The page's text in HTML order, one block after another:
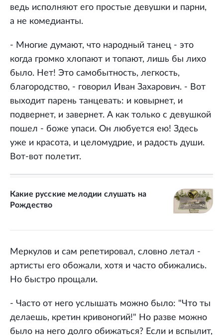
ведь исполняют его простые девушки и парни,
а не комедианты.
- Многие думают, что народный танец - это
когда громко хлопают и топают, лишь бы лихо
было. Нет! Это самобытность, легкость,
благородство, - говорил Иван Захарович. - Вот
выходит парень танцевать: и ковырнет, и
подвернет, и завернет. А как только с девушкой
пошел - боже упаси. Он любуется ею! Здесь
уже и красота, и целомудрие, и радость души.
Вот-вот полетит.
Какие русские мелодии слушать на
Рождество
Меркулов и сам репетировал, словно летал -
артисты его обожали, хотя и часто обижались.
Но быстро прощали.
- Часто от него услышать можно было: "Что ты
делаешь, кретин кривоногий!" Но разве можно
было на него долго обижаться? Если и вспылит,